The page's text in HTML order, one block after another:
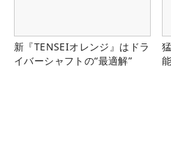
新『TENSEIオレンジ』はドラ
イバーシャフトの“最適解”